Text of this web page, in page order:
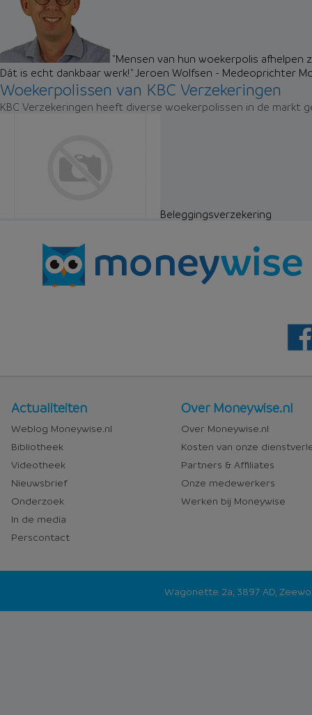
"Mensen van hun woekerpolis
Dát is echt dankbaar werk!"Jeroen Wolfsen - Medeoprichter
Woekerpolissen van KBC Verzekeringen
KBC Verzekeringen heeft diverse woekerpolissen in de markt
Beleggingsverzekering
Nieuws
en
media
Actualiteiten
Weblog Moneywise.nl
Bibliotheek
Videotheek
Nieuwsbrief
Onderzoek
In de media
Perscontact
Over
Moneywise
Over Moneywise.nl
Over Moneywise.nl
Kosten van onze
Partners & Affiliates
Onze medewerkers
Werken bij Moneywise
Wagonette 2a, 3897 AD,